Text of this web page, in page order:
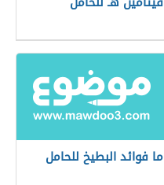
ما فوائد البطيخ للحامل